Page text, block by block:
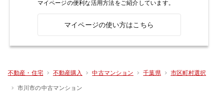
マイページの便利な活用方法をご紹介しています。
マイページの使い方はこちら
不動産・住宅 不動産購入 中古マンション 千葉県 市区町村選択
市川市の中古マンション